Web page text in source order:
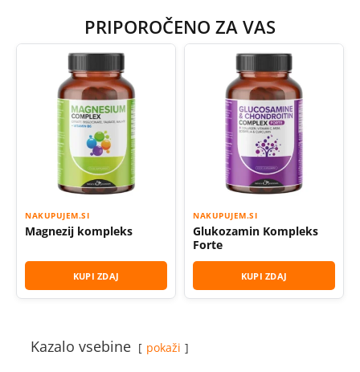
PRIPOROČENO ZA VAS
NAKUPUJEM.SI
Magnezij kompleks
KUPI ZDAJ
NAKUPUJEM.SI
Glukozamin Kompleks
Forte
KUPI ZDAJ
Kazalo vsebine pokaži